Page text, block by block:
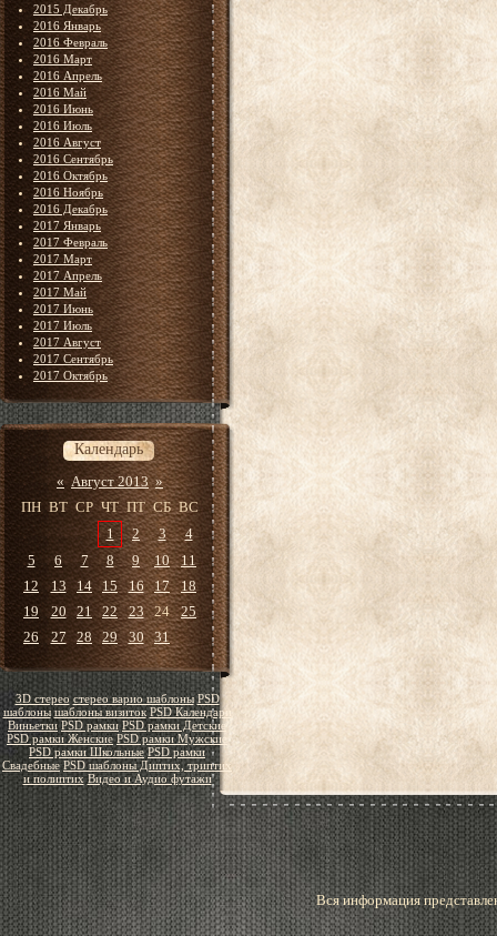
2015 Декабрь
2016 Январь
2016 Февраль
2016 Март
2016 Апрель
2016 Май
2016 Июнь
2016 Июль
2016 Август
2016 Сентябрь
2016 Октябрь
2016 Ноябрь
2016 Декабрь
2017 Январь
2017 Февраль
2017 Март
2017 Апрель
2017 Май
2017 Июнь
2017 Июль
2017 Август
2017 Сентябрь
2017 Октябрь
Календарь
« Август 2013 »
ПН ВТ СР ЧТ ПТ СБ ВС
1
2 3
4
5
6 7 8 9 10
11
12
13 14 15 16 17
18
19
20 21 22 23 24
25
26
27 28 29 30 31
3D стерео стерео варио шаблоны PSD
шаблоны шаблоны визиток PSD Календари
Виньетки PSD рамки PSD рамки Детские
PSD рамки Женские PSD рамки Мужские
PSD рамки Школьные PSD рамки
Свадебные PSD шаблоны Диптих, триптих
и полиптих Видео и Аудио футажи
Вся информация